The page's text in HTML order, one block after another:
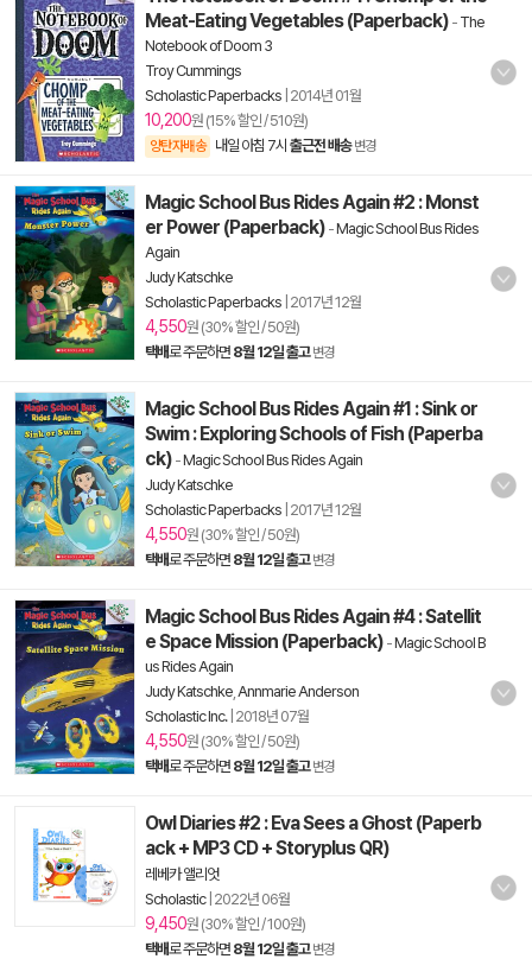
Meat-Eating Vegetables (Paperback) - The
Notebook of Doom 3
Troy Cummings
Scholastic Paperbacks 2014년 01월
10,200원 (15% 할인 / 510원)
양탄자배송 내일 아침 7시 출근전 배송 변경
Magic School Bus Rides Again #2 : Monst
er Power (Paperback) -Magic School Bus Rides
Again
Judy Katschke
Scholastic Paperbacks 2017년 12월
4,550원 (30% 할인 / 50원)
택배로 주문하면 8월 12일 출고 변경
Magic School Bus Rides Again #1 : Sink or
Swim : Exploring Schools of Fish (Paperba
ck) -Magic School Bus Rides Again
Judy Katschke
Scholastic Paperbacks 2017년 12월
4,550원 (30% 할인 / 50원)
택배로 주문하면 8월 12일 출고 변경
Magic School Bus Rides Again #4 : Satellit
e Space Mission (Paperback) -Magic School B
us Rides Again
Judy Katschke Annmarie Anderson
Scholastic Inc.| 2018년 07월
4,550원 (30% 할인 / 50원)
택배로 주문하면 8월 12일 출고 변경
Owl Diaries #2 : Eva Sees a Ghost (Paperb
ack + MP3 CD + Storyplus QR)
레베카 앨리엇
Scholastic| 2022년 06월
9,450원 (30% 할인 / 100원)
택배로 주문하면 8월 12일 출고 변경